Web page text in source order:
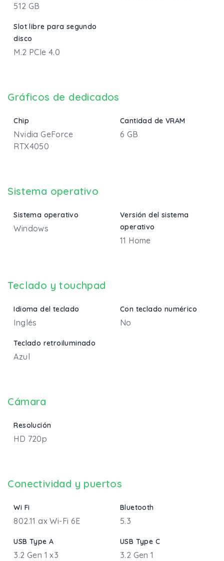
512 GB
Slot libre para segundo
disco
M.2 PCIe 4.0
Gráficos de dedicados
Chip
Nvidia GeForce
RTX4050
Cantidad de VRAM
6 GB
Sistema operativo
Sistema operativo
Windows
Versión del sistema
operativo
11 Home
Teclado y touchpad
Idioma del teclado
Inglés
Con teclado numérico
No
Teclado retroiluminado
Azul
Cámara
Resolución
HD 720p
Conectividad y puertos
Wi Fi
802.11 ax Wi-Fi 6E
Bluetooth
5.3
USB Type A
3.2 Gen 1 x3
USB Type C
3.2 Gen 1